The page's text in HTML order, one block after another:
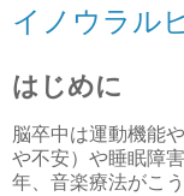
イノウラル
はじめに
脳卒中は運動機能
や不安）や睡眠障
年、音楽療法がこ